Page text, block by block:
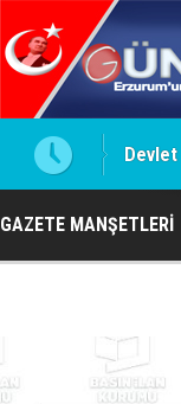
Devlet
GAZETE MANŞETLERİ